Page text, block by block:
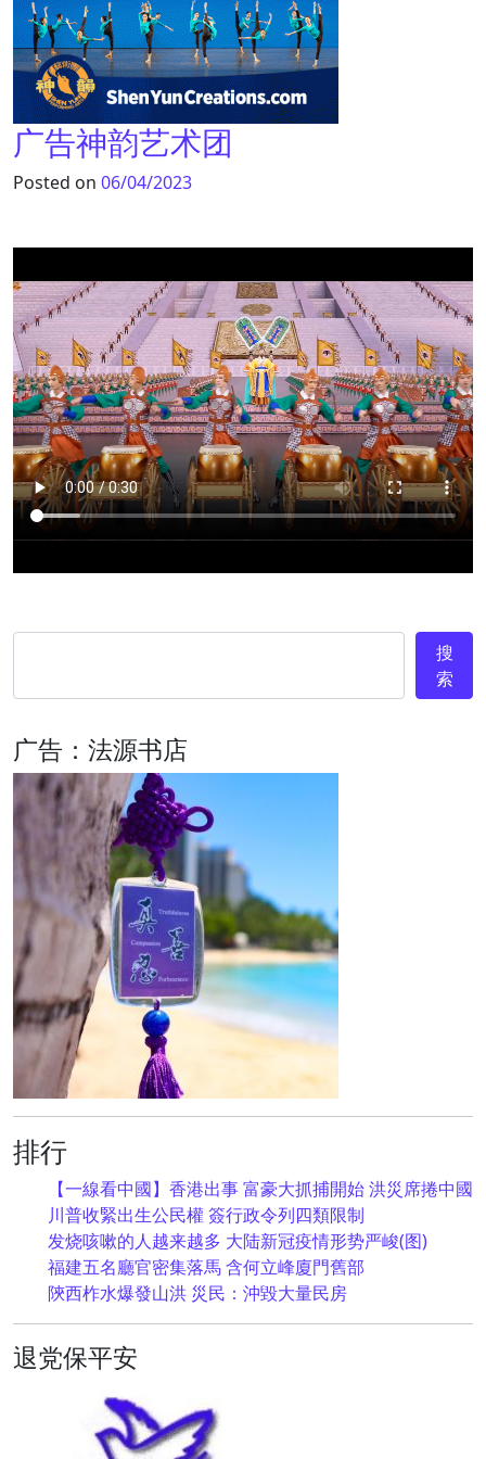
广告神韵艺术团
Posted on 06/04/2023
搜
索
广告：法源书店
排行
【一線看中國】香港出事 富豪大抓捕開始 洪災席捲中國
川普收緊出生公民權 簽行政令列四類限制
发烧咳嗽的人越来越多 大陆新冠疫情形势严峻(图)
福建五名廳官密集落馬 含何立峰廈門舊部
陝西柞水爆發山洪 災民：沖毀大量民房
退党保平安